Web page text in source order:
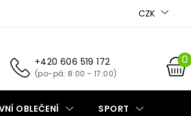
CZK
+420 606 519 172
OBLEČENÍ SPORT